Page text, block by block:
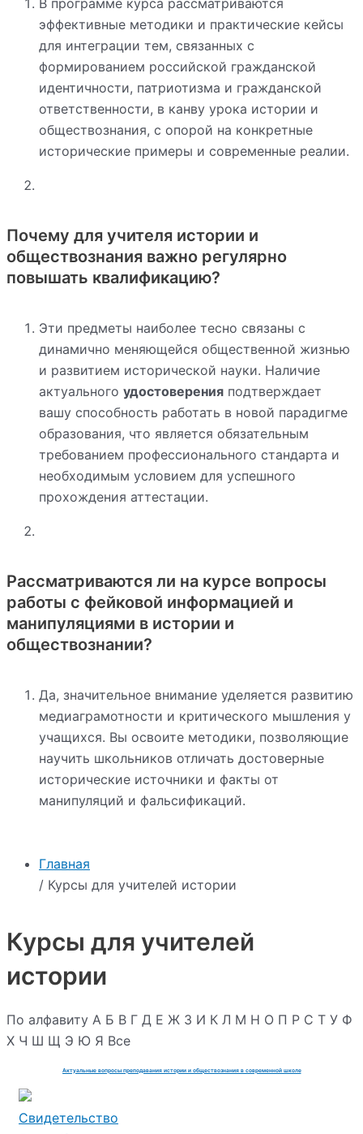
Главная
/ Курсы для учителей истории
Курсы для учителей
истории
По алфавиту А Б В Г Д Е Ж З И К Л М Н О П Р С Т У Ф
Х Ч Ш Щ Э Ю Я Все
Актуальные вопросы преподавания истории и обществознания в современной школе
Свидетельство
эффективные методики и практические кейсы
для интеграции тем, связанных с
формированием российской гражданской
идентичности, патриотизма и гражданской
ответственности, в канву урока истории и
обществознания, с опорой на конкретные
исторические примеры и современные реалии.
Почему для учителя истории и
обществознания важно регулярно
повышать квалификацию?
Эти предметы наиболее тесно связаны с
динамично меняющейся общественной жизнью
и развитием исторической науки. Наличие
актуального удостоверения подтверждает
вашу способность работать в новой парадигме
образования, что является обязательным
требованием профессионального стандарта и
необходимым условием для успешного
прохождения аттестации.
Рассматриваются ли на курсе вопросы
работы с фейковой информацией и
манипуляциями в истории и
обществознании?
Да, значительное внимание уделяется развитию
медиаграмотности и критического мышления у
учащихся. Вы освоите методики, позволяющие
научить школьников отличать достоверные
исторические источники и факты от
манипуляций и фальсификаций.